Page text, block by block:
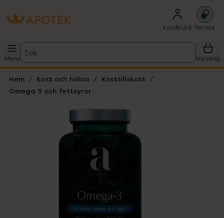
Kundklubb Recept
Meny
Sök
Varukorg
Hem Kost och hälsa
Kosttillskott
Omega 3 och fettsyror
Lista: . Innehåller 1 objekt.